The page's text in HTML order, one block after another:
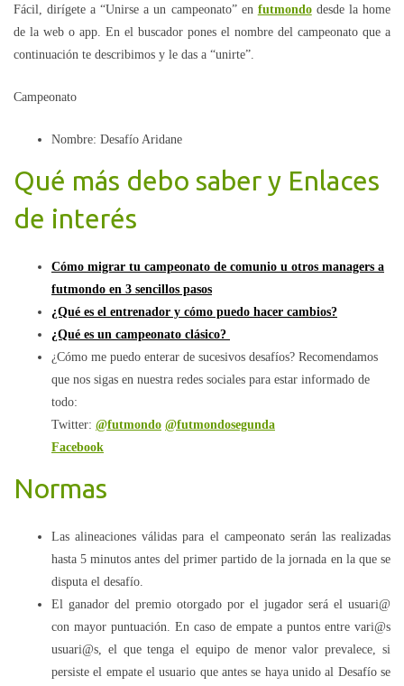
Fácil, dirígete a “Unirse a un campeonato” en futmondodesde la home
de la web o app. En el buscador pones el nombre del campeonato que a
continuación te describimos y le das a “unirte”.
Campeonato
Nombre: Desafío Aridane
Qué más debo saber y Enlaces
de interés
Cómo migrar tu campeonato de comunio u otros managers a
futmondo en 3 sencillos pasos
¿Qué es el entrenador y cómo puedo hacer cambios?
¿Qué es un campeonato clásico?
¿Cómo me puedo enterar de sucesivos desafíos? Recomendamos
que nos sigas en nuestra redes sociales para estar informado de
todo:
Twitter: @futmondo @futmondosegunda
Facebook
Normas
Las alineaciones válidas para el campeonato serán las realizadas
hasta 5 minutos antes del primer partido de la jornada en la que se
disputa el desafío.
El ganador del premio otorgado por el jugador será el usuari@
con mayor puntuación. En caso de empate a puntos entre vari@s
usuari@s, el que tenga el equipo de menor valor prevalece, si
persiste el empate el usuario que antes se haya unido al Desafío se